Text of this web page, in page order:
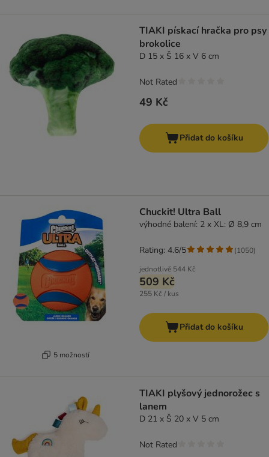
TIAKI pískací hračka pro psy
brokolice
D 15 x Š 16 x V 6 cm
49 Kč
Not Rated
Přidat do košíku
5 možností
Chuckit! Ultra Ball
výhodné balení: 2 x XL: Ø 8,9 cm
jednotlivě 544 Kč
509 Kč
255 Kč / kus
Rating: 4.6/5 (1050)
Přidat do košíku
TIAKI plyšový jednorožec s
lanem
D 21 x Š 20 x V 5 cm
Not Rated